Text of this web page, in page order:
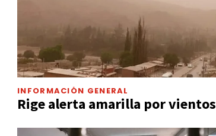
INFORMACIÓN GENERAL
Rige alerta amarilla por vientos